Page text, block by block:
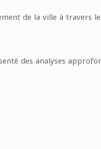
de la ville à travers
des analyses